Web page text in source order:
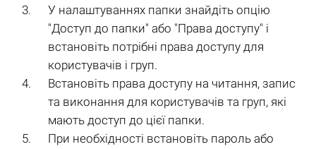
У налаштуваннях папки знайдіть опцію
"Доступ до папки" або "Права доступу" і
встановіть потрібні права доступу для
користувачів і груп.
Встановіть права доступу на читання, запис
та виконання для користувачів та груп, які
мають доступ до цієї папки.
При необхідності встановіть пароль або